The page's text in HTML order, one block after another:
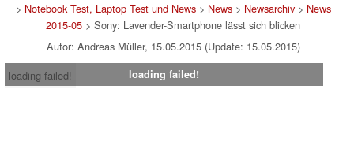
> Notebook Test, Laptop Test und News> News> Newsarchiv> News
2015-05 > Sony: Lavender-Smartphone lässt sich blicken
Autor: Andreas Müller, 15.05.2015 (Update: 15.05.2015)
loading failed!
loading failed!